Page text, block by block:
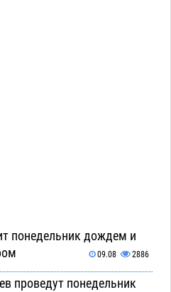
понедельник дождем и
09.08 2886
проведут понедельник